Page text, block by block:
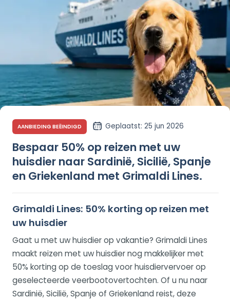
AANBIEDING BEËINDIGD Geplaatst: 25 jun 2026
Bespaar 50% op reizen met uw
huisdier naar Sardinië, Sicilië, Spanje
en Griekenland met Grimaldi Lines.
Grimaldi Lines: 50% korting op reizen met
uw huisdier
Gaat u met uw huisdier op vakantie? Grimaldi Lines
maakt reizen met uw huisdier nog makkelijker met
50% korting op de toeslag voor huisdiervervoer op
geselecteerde veerbootovertochten. Of u nu naar
Sardinië, Sicilië, Spanje of Griekenland reist, deze